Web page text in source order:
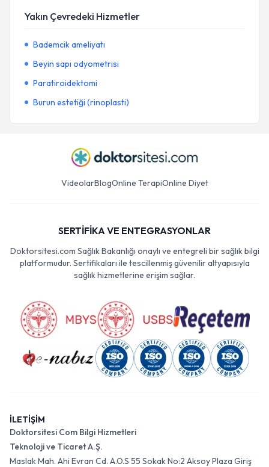
Yakın Çevredeki Hizmetler
Bademcik ameliyatı
Beyin sapı odyometrisi
Paratiroidektomi
Burun estetiği (rinoplasti)
VideolarBlogOnline TerapiOnline Diyet
SERTİFİKA VE ENTEGRASYONLAR
Doktorsitesi.com Sağlık Bakanlığı onaylı ve entegreli bir sağlık bilgi
platformudur. Sertifikaları ile tescillenmiş güvenilir altyapısıyla
sağlık hizmetlerine erişim sağlar.
İLETİŞİM
Doktorsitesi Com Bilgi Hizmetleri
Teknoloji ve Ticaret A.Ş.
Maslak Mah. Ahi Evran Cd. A.O.S 55 Sokak No:2 Aksoy Plaza Giriş